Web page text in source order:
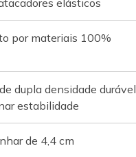
elásticos
por materiais 100%
dupla densidade durável
estabilidade
de 4,4 cm